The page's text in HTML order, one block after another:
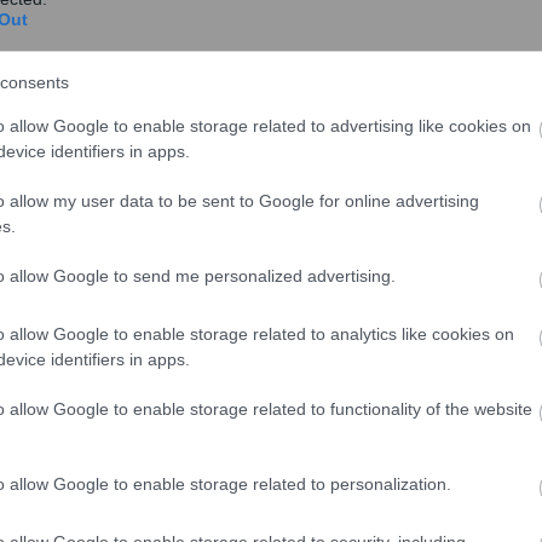
allow Google to enable storage related to advertising like cookies on
identifiers in apps.
allow my user data to be sent to Google for online advertising
allow Google to send me personalized advertising.
allow Google to enable storage related to analytics like cookies on
identifiers in apps.
allow Google to enable storage related to functionality of the website
allow Google to enable storage related to personalization.
των δύο ψηφιακών έργων, παρουσία τη
Νίκης Κεραμέως, ο φορέας εισέρχεται σε μία
προσανατολισμό, όπου ο ψηφιακός
τεχνολογική αναβάθμιση, αλλά ως βαθύτερη αλλαγή
δύο εμβληματικά έργα, σε συνδυασμό με τη
διαμορφώνουν έναν πιο απλό, πιο γρήγορο
λειτουργεί ως εργαλείο ενίσχυσης της